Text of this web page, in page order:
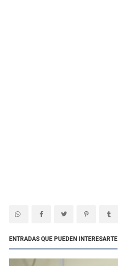
ENTRADAS QUE PUEDEN INTERESARTE